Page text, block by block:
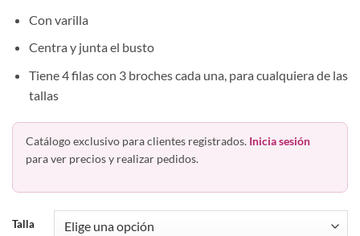
Con varilla
Centra y junta el busto
Tiene 4 filas con 3 broches cada una, para cualquiera de las
tallas
Catálogo exclusivo para clientes registrados. Inicia sesión
para ver precios y realizar pedidos.
Talla